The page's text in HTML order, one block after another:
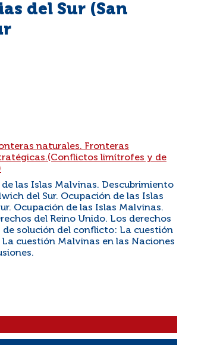
del Sur (San
naturales. Fronteras
limítrofes y de
las Islas Malvinas. Descubrimiento
del Sur. Ocupación de las Islas
Ocupación de las Islas Malvinas.
del Reino Unido. Los derechos
solución del conflicto: La cuestión
cuestión Malvinas en las Naciones